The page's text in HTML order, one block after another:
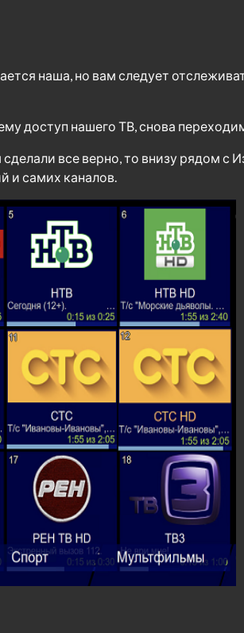
наша, но вам следует
доступ нашего ТВ, снова
все верно, то внизу рядом с
и самих каналов.